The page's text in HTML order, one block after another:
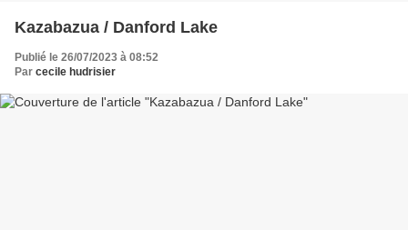
Kazabazua / Danford Lake
Publié le 26/07/2023 à 08:52
Par cecile hudrisier